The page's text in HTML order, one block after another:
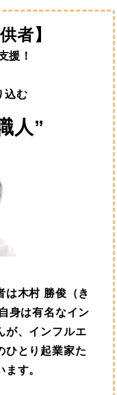
者】
援！
込む
人”
は木村 勝俊（き
身は有名なイン
が、インフルエ
ひとり起業家た
す。